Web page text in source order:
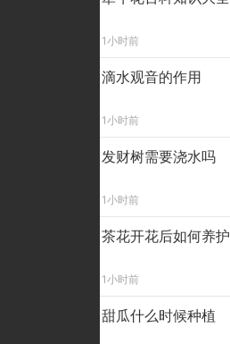
1小时前
滴水观音的作用
1小时前
发财树需要浇水吗
1小时前
茶花开花后如何养护
1小时前
甜瓜什么时候种植